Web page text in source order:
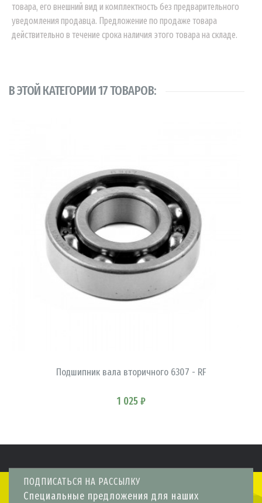
товара, его внешний вид и комплектность без предварительного
уведомления продавца. Предложение по продаже товара
действительно в течение срока наличия этого товара на складе.
В ЭТОЙ КАТЕГОРИИ 17 ТОВАРОВ:
Подшипник вала вторичного 6307 - RF
1 025 ₽
ПОДПИСАТЬСЯ НА РАССЫЛКУ
Специальные предложения для наших